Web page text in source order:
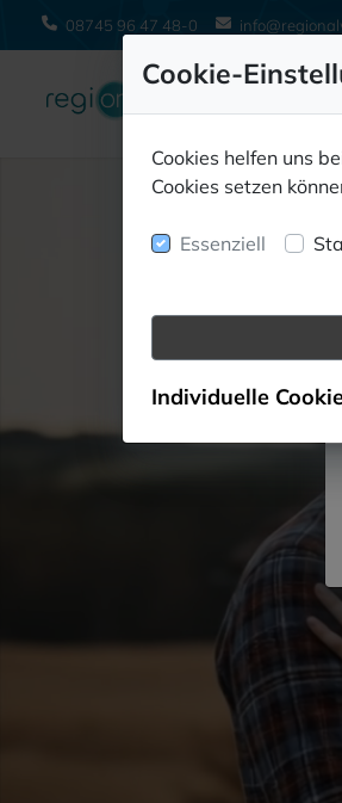
08745 96 47 48-0
Cookie-
Cookies helfen uns
Cookies setzen
Essenziell
Individuelle